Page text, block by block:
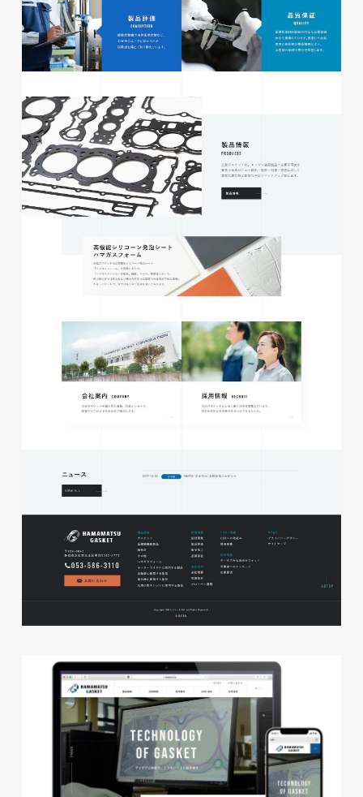
磐田商工会議所様 磐田市商店
会連盟チラシ
印刷物
#公共・行政・団体
#磐田
#チラシ
株式会社ベストブラス様 EC
サイト制作